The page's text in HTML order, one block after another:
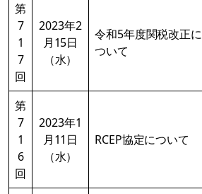
第
7
1
7
回
2023年2
月15日
（水）
令和5年度関税改正に
ついて
第
7
1
6
回
2023年1
月11日
（水）
RCEP協定について